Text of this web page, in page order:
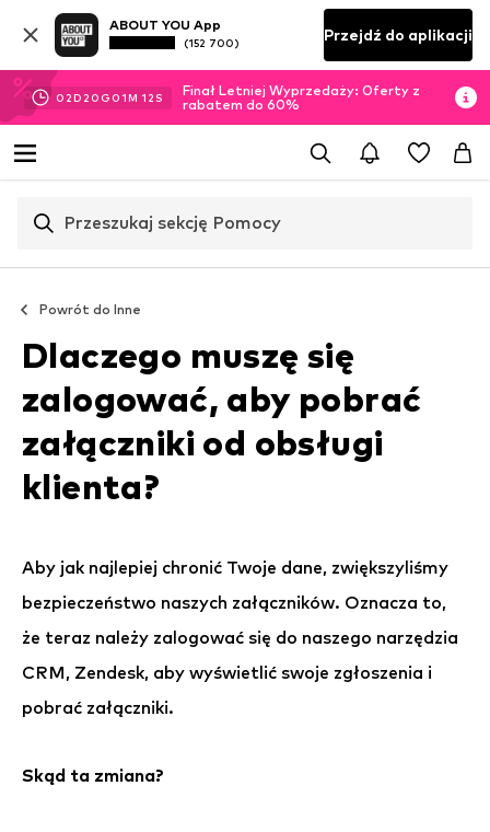
ABOUT YOU App
(152 700) Przejdź do aplikacji
02D 20 G 01M 11 S
Finał Letniej Wyprzedaży: Oferty z
rabatem do 60%
Przeszukaj sekcję Pomocy
Powrót do Inne
Dlaczego muszę się
zalogować, aby pobrać
załączniki od obsługi
klienta?
Aby jak najlepiej chronić Twoje dane, zwiększyliśmy
bezpieczeństwo naszych załączników. Oznacza to,
że teraz należy zalogować się do naszego narzędzia
CRM, Zendesk, aby wyświetlić swoje zgłoszenia i
pobrać załączniki.
Skąd ta zmiana?